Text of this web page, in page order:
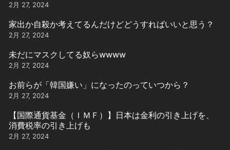
2月 27, 2024
家出か自殺か考えてるんだけどどうすればいいと思う？
2月 27, 2024
未だにマスクしてる奴らwwww
2月 27, 2024
お前らが「韓国嫌い」になったのっていつから？
2月 27, 2024
【国際通貨基金（ＩＭＦ）】日本は金利の引き上げを、
消費税率の引き上げも
2月 27, 2024